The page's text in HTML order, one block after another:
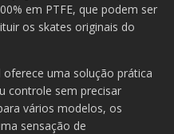
em PTFE, que podem ser
os skates originais do
oferece uma solução prática
controle sem precisar
vários modelos, os
sensação de